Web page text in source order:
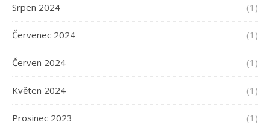
Srpen 2024 (1)
Červenec 2024 (1)
Červen 2024 (1)
Květen 2024 (1)
Prosinec 2023 (1)